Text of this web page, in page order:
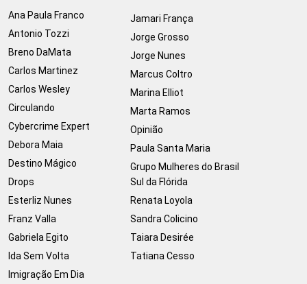
Ana Paula Franco
Antonio Tozzi
Breno DaMata
Carlos Martinez
Carlos Wesley
Circulando
Cybercrime Expert
Debora Maia
Destino Mágico
Drops
Esterliz Nunes
Franz Valla
Gabriela Egito
Ida Sem Volta
Imigração Em Dia
Jamari França
Jorge Grosso
Jorge Nunes
Marcus Coltro
Marina Elliot
Marta Ramos
Opinião
Paula Santa Maria
Grupo Mulheres do Brasil
Sul da Flórida
Renata Loyola
Sandra Colicino
Taiara Desirée
Tatiana Cesso